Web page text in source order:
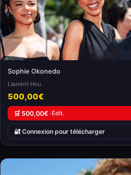
Sophie Okonedo
Laurent Hou
500,00€
🛒 500,00€ ·Édit.
🔐 Connexion pour télécharger